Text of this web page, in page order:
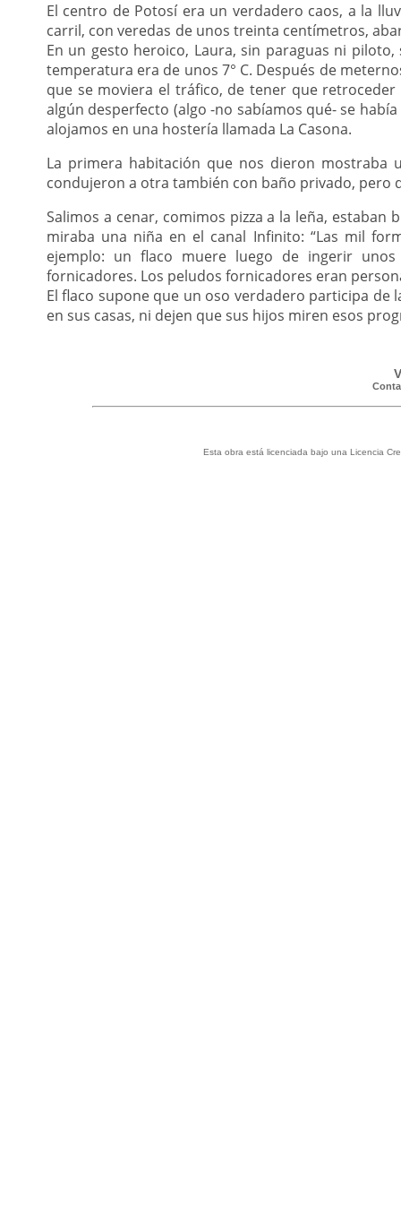
El centro de Potosí era un verdadero caos, a la
carril, con veredas de unos treinta centímetros,
En un gesto heroico, Laura, sin paraguas ni
temperatura era de unos 7° C. Después de
que se moviera el tráfico, de tener que
algún desperfecto (algo -no sabíamos qué- se
alojamos en una hostería llamada La Casona.
La primera habitación que nos dieron
condujeron a otra también con baño privado, pero
Salimos a cenar, comimos pizza a la leña,
miraba una niña en el canal Infinito: “Las mil
ejemplo: un flaco muere luego de ingerir
fornicadores. Los peludos fornicadores eran
El flaco supone que un oso verdadero participa
en sus casas, ni dejen que sus hijos miren esos
Esta obra está licenciada bajo una Licencia